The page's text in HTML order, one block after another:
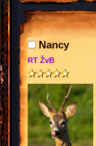
Nancy
RT ŽvB